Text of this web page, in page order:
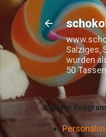
Salziges,
wurden
50
Affiliate